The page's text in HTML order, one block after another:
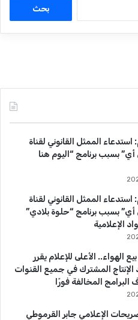
:
استدعاء الممثل القانوني لقناة
بسبب برنامج “اليوم هنا
استدعاء الممثل القانوني لقناة
أي” بسبب برنامج “حلوة بلادي”
الإعلامية
الهواء.. الأعلى للإعلام يقرر
المشترك في جميع القنوات
البرامج المخالفة فورًا
الإعلامي جابر القرموطي